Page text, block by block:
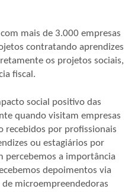
mais de 3.000 empresas
contratando aprendizes
os projetos sociais,
fiscal.
social positivo das
quando visitam empresas
recebidos por profissionais
ou estagiários por
percebemos a importância
depoimentos via
microempreendedoras